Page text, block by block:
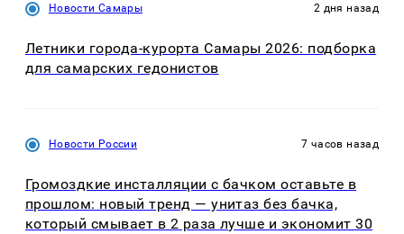
Новости Самары 2 дня назад
Летники города-курорта Самары 2026: подборка
для самарских гедонистов
Новости России 7 часов назад
Громоздкие инсталляции с бачком оставьте в
прошлом: новый тренд — унитаз без бачка,
который смывает в 2 раза лучше и экономит 30